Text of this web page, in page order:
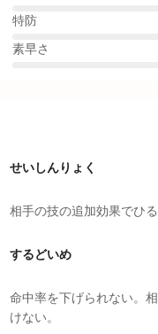
特防
素早さ
せいしんりょく
相手の技の追加効果でひる
するどいめ
命中率を下げられない。
けない。